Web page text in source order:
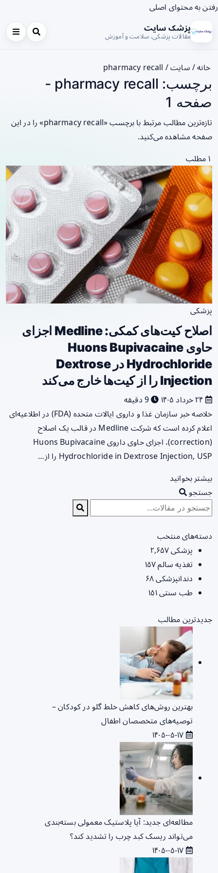
رفتن به محتوای اصلی
پزشک سایت
مقالات پزشکی، سلامت و آموزش
خانه/ سایت/
pharmacy recall
برچسب: pharmacy recall -
صفحه 1
تازه‌ترین مطالب مرتبط با برچسب «pharmacy recall» را در این
صفحه مشاهده می‌کنید.
۱ مطلب
پزشکی
اصلاح کیت‌های کمکی: Medline اجزای
حاوی Huons Bupivacaine
Hydrochloride در Dextrose
Injection را از کیت‌ها خارج می‌کند
9 دقیقه
خلاصه خبر سازمان غذا و داروی ایالات متحده (FDA) در اطلاعیه‌ای
اعلام کرده است که شرکت Medline در قالب یک اصلاح
(correction)، اجزای حاوی داروی Huons Bupivacaine
Hydrochloride in Dextrose Injection, USP را از…
بیشتر بخوانید
جستجو
دسته‌های منتخب
پزشکی۲,۶۵۷
تغذیه سالم۱۵۷
دندانپزشکی۶۸
طب سنتی۱۵۱
جدیدترین مطالب
بهترین روش‌های کاهش خلط گلو در کودکان –
توصیه‌های متخصصان اطفال
مطالعه‌ای جدید: آیا پلاستیک معمولی بسته‌بندی
می‌تواند ریسک کبد چرب را تشدید کند؟